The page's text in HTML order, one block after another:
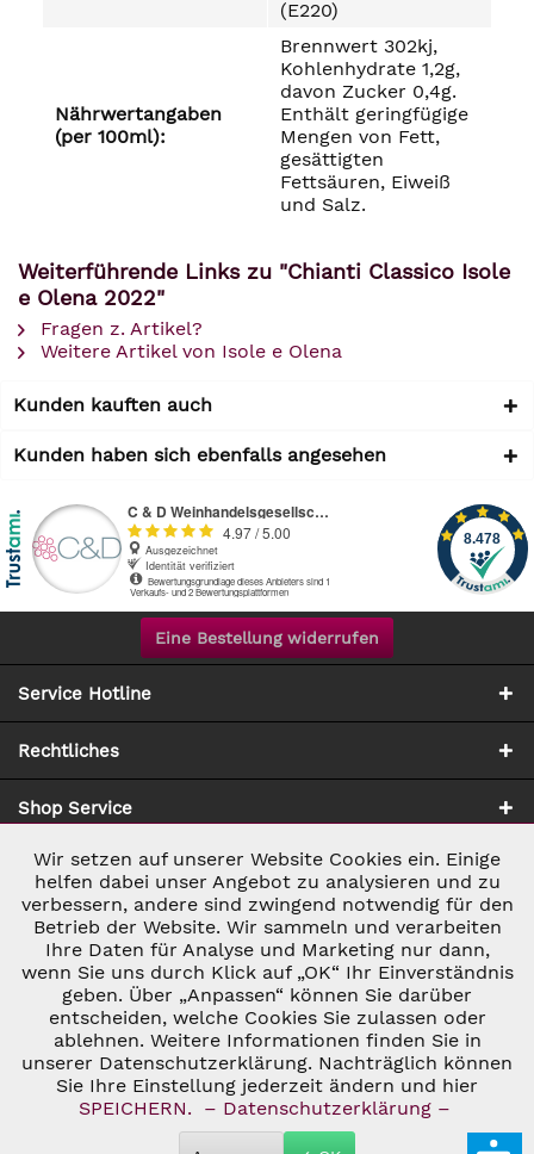
(E220)
Nährwertangaben
(per 100ml):
Brennwert 302kj,
Kohlenhydrate 1,2g,
davon Zucker 0,4g.
Enthält geringfügige
Mengen von Fett,
gesättigten
Fettsäuren, Eiweiß
und Salz.
Weiterführende Links zu "Chianti Classico Isole
e Olena 2022"
Fragen z. Artikel?
Weitere Artikel von Isole e Olena
Kunden kauften auch
Kunden haben sich ebenfalls angesehen
Eine Bestellung widerrufen
Service Hotline
Rechtliches
Shop Service
Zahlung & Versand
* ALLE PREISE INKL. GESETZL. UMSATZSTEUER ZZGL.
VERSANDKOSTEN UND GGF. NACHNAHMEGEBÜHREN, WENN NICHT
ANDERS BESCHRIEBEN
© 2026 C&D WEINHANDEL - ALL RIGHTS RESERVED. THEME BY
THEMEWARE®
Notwendig Aktiv
Marketing Inaktiv
Tracking Inaktiv
Personalisierung Inaktiv
Wir setzen auf unserer Website Cookies ein. Einige
helfen dabei unser Angebot zu analysieren und zu
verbessern, andere sind zwingend notwendig für den
Betrieb der Website. Wir sammeln und verarbeiten
Ihre Daten für Analyse und Marketing nur dann,
wenn Sie uns durch Klick auf „OK“ Ihr Einverständnis
geben. Über „Anpassen“ können Sie darüber
entscheiden, welche Cookies Sie zulassen oder
ablehnen. Weitere Informationen finden Sie in
unserer Datenschutzerklärung. Nachträglich können
Sie Ihre Einstellung jederzeit ändern und hier
SPEICHERN.
– Datenschutzerklärung –